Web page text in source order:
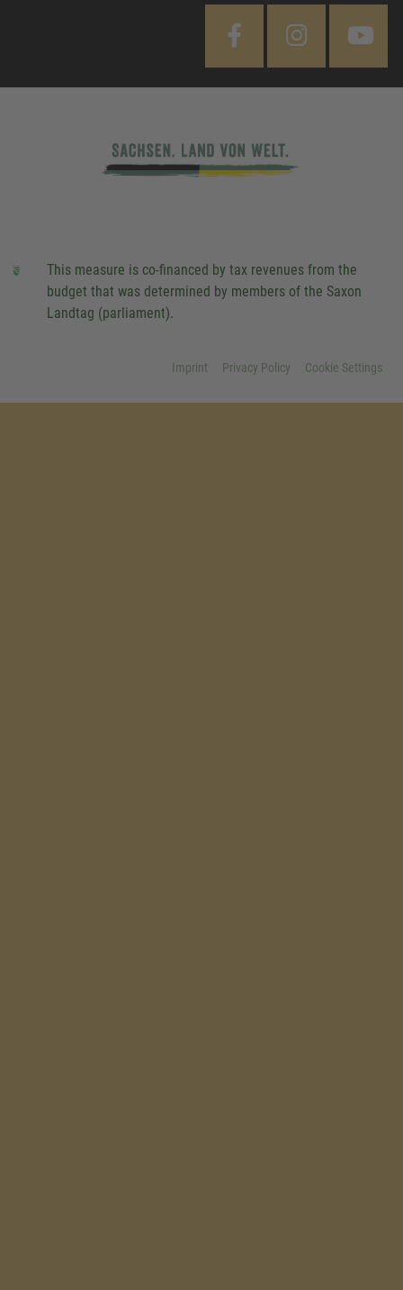
This measure is co-financed by tax revenues from the
budget that was determined by members of the Saxon
Landtag (parliament).
Imprint Privacy Policy Cookie Settings